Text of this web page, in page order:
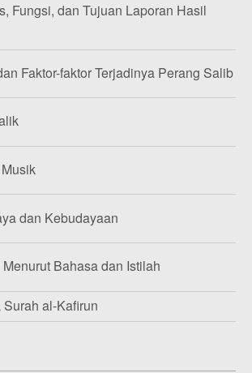
Fungsi, dan Tujuan Laporan Hasil
Faktor-faktor Terjadinya Perang Salib
dan Kebudayaan
Bahasa dan Istilah
al-Kafirun